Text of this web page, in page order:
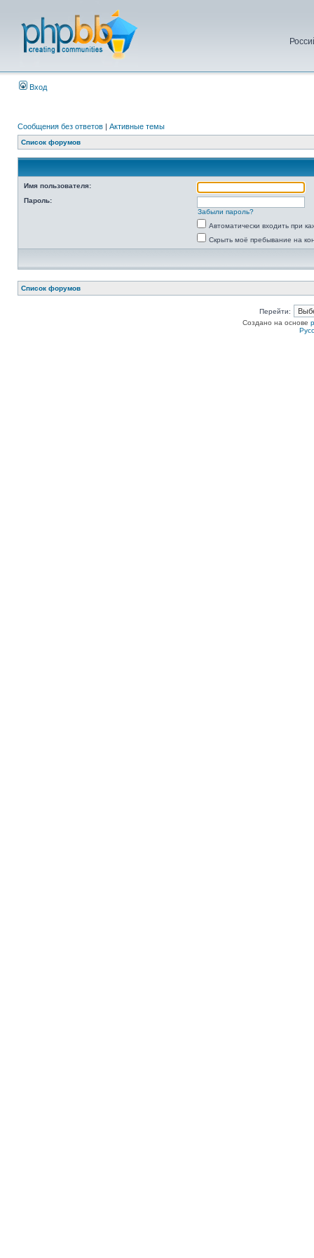
Вход
Сообщения без ответов | Активные темы
Список форумов
Имя пользователя:
Пароль:
Забыли пароль?
Автоматически входить при
Скрыть моё пребывание на
Список форумов
Перейти:
Создано на основе